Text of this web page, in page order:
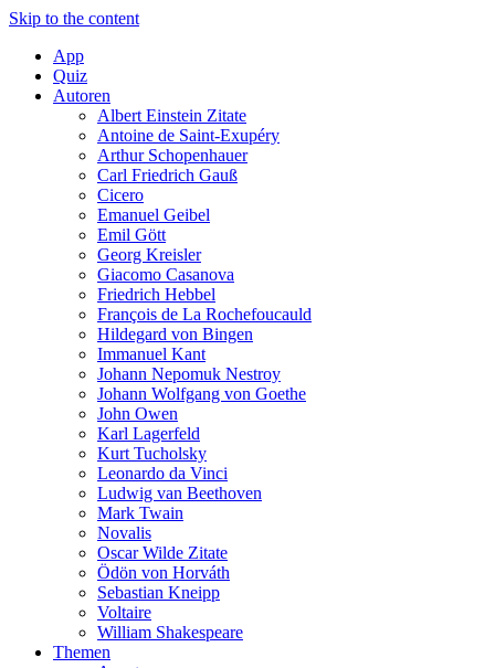
Skip to the content
App
Quiz
Autoren
Albert Einstein Zitate
Antoine de Saint-Exupéry
Arthur Schopenhauer
Carl Friedrich Gauß
Cicero
Emanuel Geibel
Emil Gött
Georg Kreisler
Giacomo Casanova
Friedrich Hebbel
François de La Rochefoucauld
Hildegard von Bingen
Immanuel Kant
Johann Nepomuk Nestroy
Johann Wolfgang von Goethe
John Owen
Karl Lagerfeld
Kurt Tucholsky
Leonardo da Vinci
Ludwig van Beethoven
Mark Twain
Novalis
Oscar Wilde Zitate
Ödön von Horváth
Sebastian Kneipp
Voltaire
William Shakespeare
Themen